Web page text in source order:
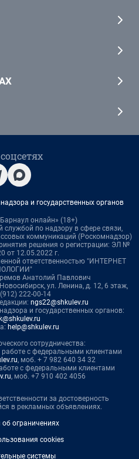
и государственных органов
онлайн» (18+)
службой по надзору в сфере связи,
коммуникаций (Роскомнадзор)
решения о регистрации: ЭЛ №
от 12.05.2022 г.
ответственностью "ИНТЕРНЕТ
Анатолий Павлович
ул. Ленина, д. 12, 6 этаж,
222-00-14
ngs22@shkulev.ru
и государственных органов:
help@shkulev.ru
сотрудничества:
с федеральными клиентами
, моб. + 7 982 640 34 32
с федеральными клиентами
, моб. +7 910 402 4056
за достоверность
в рекламных объявлениях.
ограничениях
cookies
системы